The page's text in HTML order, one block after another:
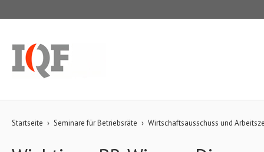
Startseite › Seminare für Betriebsräte › Wirtschaftsausschuss und